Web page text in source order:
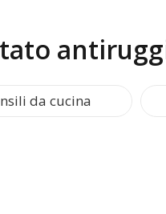
da cucina